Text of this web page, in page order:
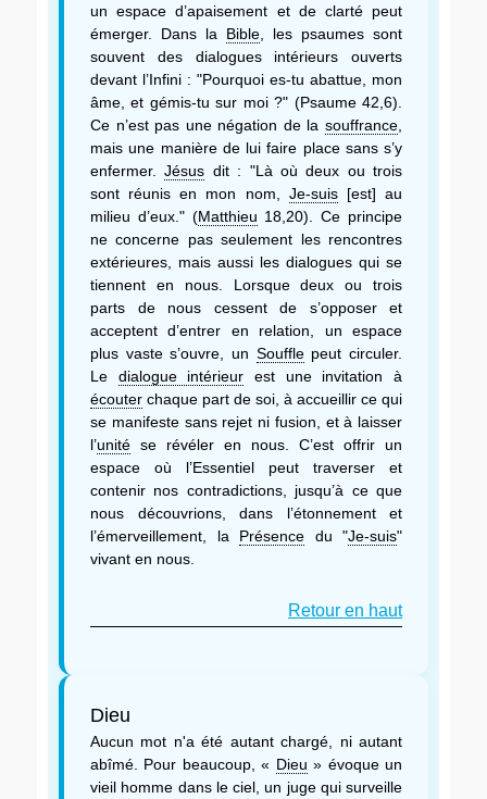
un espace d’apaisement et de clarté peut
émerger. Dans la Bible , les psaumes sont
souvent des dialogues intérieurs ouverts
devant l’Infini : "Pourquoi es-tu abattue, mon
âme, et gémis-tu sur moi ?" (Psaume 42,6).
Ce n’est pas une négation de la souffrance
mais une manière de lui faire place sans s’y
enfermer.Jésus dit : "Là où deux ou trois
sont réunis en mon nom, Je-suis[est] au
milieu d’eux." (Matthieu 18,20). Ce principe
ne concerne pas seulement les rencontres
extérieures, mais aussi les dialogues qui se
tiennent en nous. Lorsque deux ou trois
parts de nous cessent de s’opposer et
acceptent d’entrer en relation, un espace
plus vaste s’ouvre, un Soufflepeut circuler.
Le dialogue intérieur est une invitation à
écouter chaque part de soi, à accueillir ce qui
se manifeste sans rejet ni fusion, et à laisser
l’unité se révéler en nous. C’est offrir un
espace où l’Essentiel peut traverser et
contenir nos contradictions, jusqu’à ce que
nous découvrions, dans l’étonnement et
l’émerveillement, la Présence du "Je-suis"
vivant en nous.
Retour en haut
Dieu
Aucun mot n'a été autant chargé, ni autant
abîmé. Pour beaucoup, « Dieu » évoque un
vieil homme dans le ciel, un juge qui surveille